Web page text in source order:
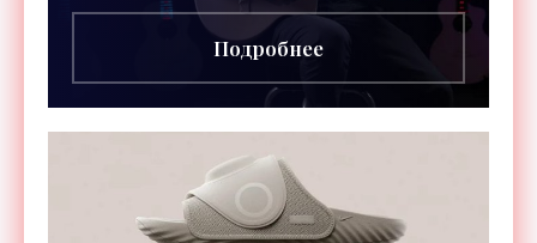
грифа. Светодиоды
Подробнее